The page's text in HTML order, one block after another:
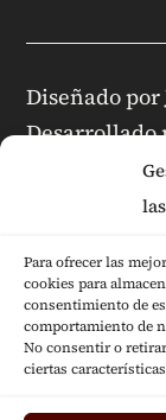
Para ofrecer las
cookies para
consentimiento de
comportamiento de
No consentir o
ciertas
Diseñado por
Desarrollado